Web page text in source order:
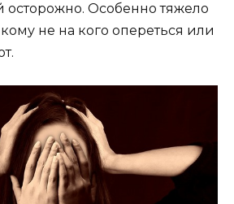
осторожно. Особенно тяжело
не на кого опереться или